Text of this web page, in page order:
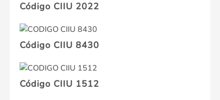
Código CIIU 2022
Código CIIU 8430
Código CIIU 1512